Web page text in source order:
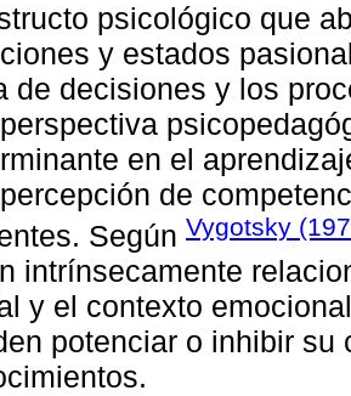
psicológico que
y estados
de decisiones y los
en el
de
Según Vygotsky
intrínsecamente
y el contexto
potenciar o inhibir